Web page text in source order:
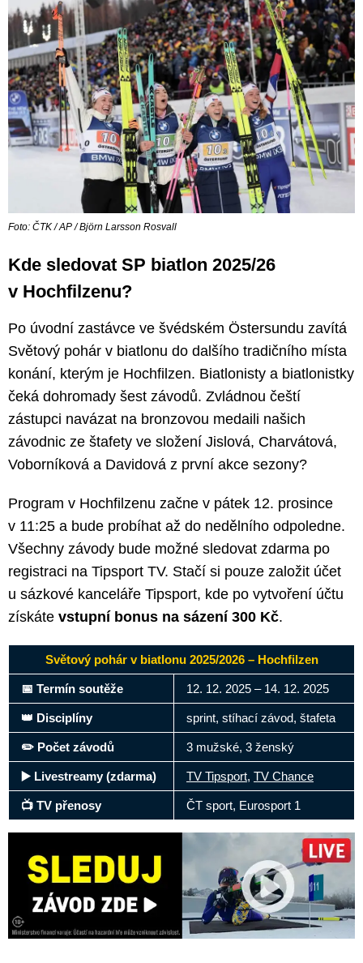
Foto: ČTK / AP / Björn Larsson Rosvall
Kde sledovat SP biatlon 2025/26
v Hochfilzenu?
Po úvodní zastávce ve švédském Östersundu zavítá
Světový pohár v biatlonu do dalšího tradičního místa
konání, kterým je Hochfilzen. Biatlonisty a biatlonistky
čeká dohromady šest závodů. Zvládnou čeští
zástupci navázat na bronzovou medaili našich
závodnic ze štafety ve složení Jislová, Charvátová,
Voborníková a Davidová z první akce sezony?
Program v Hochfilzenu začne v pátek 12. prosince
v 11:25 a bude probíhat až do nedělního odpoledne.
Všechny závody bude možné sledovat zdarma po
registraci na Tipsport TV. Stačí si pouze založit účet
u sázkové kanceláře Tipsport, kde po vytvoření účtu
získáte vstupní bonus na sázení 300 Kč.
Světový pohár v biatlonu 2025/2026 – Hochfilzen
📅 Termín soutěže 12. 12. 2025 – 14. 12. 2025
👑 Disciplíny sprint, stíhací závod, štafeta
✏️ Počet závodů 3 mužské, 3 ženský
▶️ Livestreamy (zdarma) TV Tipsport, TV Chance
📺 TV přenosy ČT sport, Eurosport 1